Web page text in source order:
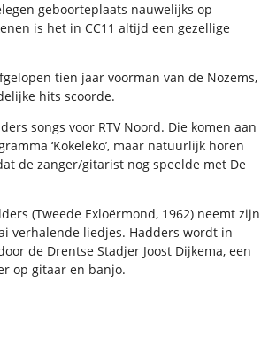
geboorteplaats nauwelijks op
is het in CC11 altijd een gezellige
tien jaar voorman van de Nozems,
hits scoorde.
songs voor RTV Noord. Die komen aan
‘Kokeleko’, maar natuurlijk horen
de zanger/gitarist nog speelde met De
(Tweede Exloërmond, 1962) neemt zijn
verhalende liedjes. Hadders wordt in
de Drentse Stadjer Joost Dijkema, een
op gitaar en banjo.